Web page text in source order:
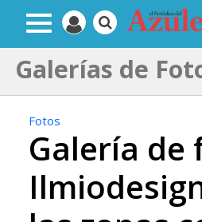
Galerías de
Fotos
Galería de